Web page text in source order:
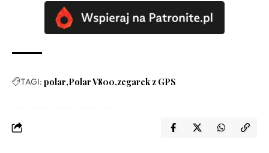
TAGI: polar Polar V800 zegarek z GPS